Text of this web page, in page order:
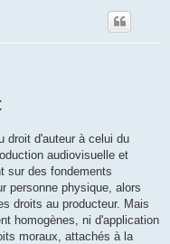
droit d'auteur à celui du
audiovisuelle et
sur des fondements
personne physique, alors
droits au producteur. Mais
homogènes, ni d'application
moraux, attachés à la